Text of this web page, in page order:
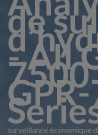
de
- AII
7500
surveillance économique